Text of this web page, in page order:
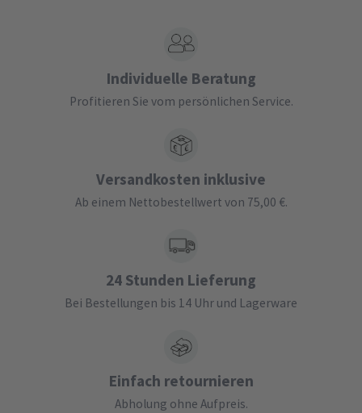
Individuelle Beratung
Profitieren Sie vom persönlichen Service.
Versandkosten inklusive
Ab einem Nettobestellwert von 75,00 €.
24 Stunden Lieferung
Bei Bestellungen bis 14 Uhr und Lagerware
Einfach retournieren
Abholung ohne Aufpreis.